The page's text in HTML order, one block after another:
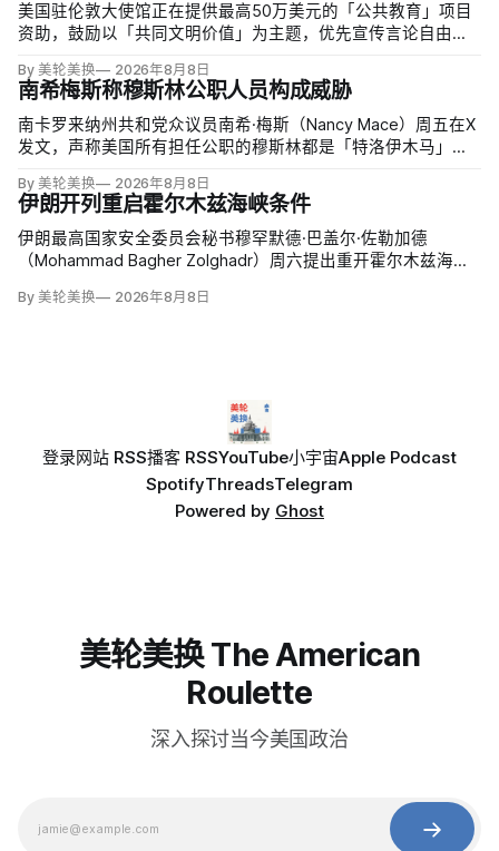
美国驻伦敦大使馆正在提供最高50万美元的「公共教育」项目
资助，鼓励以「共同文明价值」为主题，优先宣传言论自由、
念。英国自由民主党议员丽莎·斯玛特（Lisa Smart）指责特朗
普政府用「MAGA资金」干预英国民主；
By 美轮美换 2026年8月8日
南希梅斯称穆斯林公职人员构成威胁
南卡罗来纳州共和党众议员南希·梅斯（Nancy Mace）周五在X
发文，声称美国所有担任公职的穆斯林都是「特洛伊木马」，
默」。截至浏览器核验时，这条帖子获得约440万次浏览、6.2
万次点赞、1万次转发和7800条回复。
By 美轮美换 2026年8月8日
伊朗开列重启霍尔木兹海峡条件
伊朗最高国家安全委员会秘书穆罕默德·巴盖尔·佐勒加德
（Mohammad Bagher Zolghadr）周六提出重开霍尔木兹海峡
支付战争赔偿、释放被冻结资产，并停止攻击伊朗地区盟友及
By 美轮美换 2026年8月8日
登录网站 RSS播客 RSSYouTube小宇宙Apple Podcast
SpotifyThreadsTelegram
Powered by Ghost
美轮美换 The American
Roulette
深入探讨当今美国政治